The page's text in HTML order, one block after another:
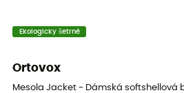
Ekologicky šetrné
Ortovox
Mesola Jacket - Dámská softshellová